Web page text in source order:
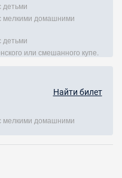
детьми
мелкими домашними
детьми
или смешанного купе.
Найти билет
мелкими домашними